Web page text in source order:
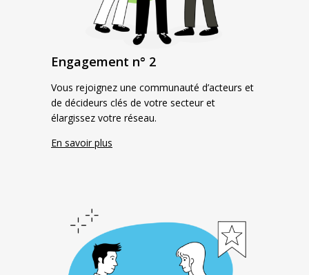
Engagement n° 2
Vous rejoignez une communauté d’acteurs et
de décideurs clés de votre secteur et
élargissez votre réseau.
En savoir plus